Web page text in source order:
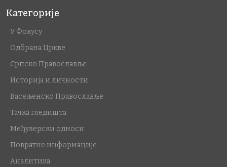
Категорије
У Фокусу
Одбрана Цркве
Српско Православље
Историја и личности
Васељенско Православље
Тачка гледишта
Међуверски односи
Повратне информације
Аналитика